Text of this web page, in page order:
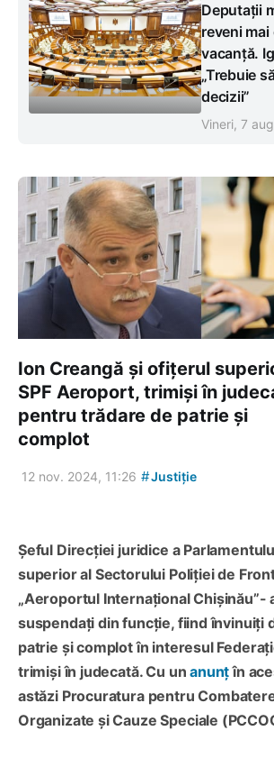
Deputații
reveni mai
vacanță.
„Trebuie
decizii”
Vineri, 7
Ion Creangă și ofițerul
SPF Aeroport, trimiși în
pentru trădare de patrie și
complot
12 nov. 2024, 11:26 #Justiție
Șeful Direcției juridice a
superior al Sectorului Poliției de
„Aeroportul Internațional Chișinău”-
suspendați din funcție, fiind învinuiți
patrie și complot în interesul
trimiși în judecată. Cu unanunțîn
astăzi Procuratura pentru
Organizate și Cauze Speciale